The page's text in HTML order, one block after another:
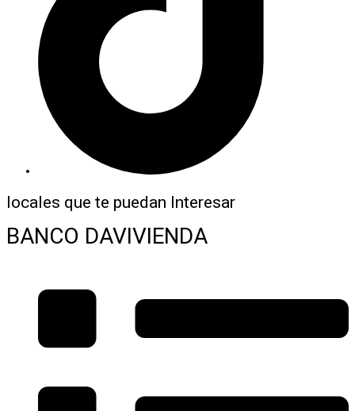
locales que te puedan Interesar
BANCO DAVIVIENDA